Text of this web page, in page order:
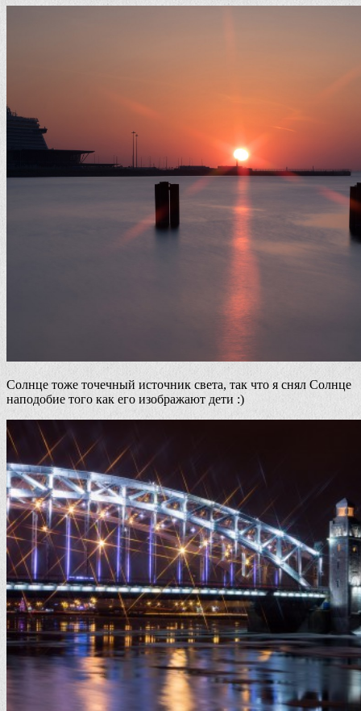
Солнце тоже точечный источник света, так что я снял Солнце
наподобие того как его изображают дети :)